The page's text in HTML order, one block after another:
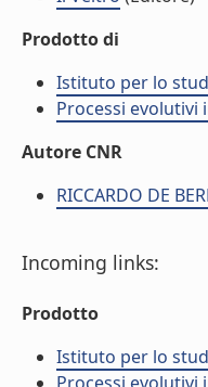
Prodotto di
Istituto per lo
Processi evolutivi
Autore CNR
RICCARDO DE
Incoming links:
Prodotto
Istituto per lo